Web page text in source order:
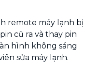
remote máy lạnh bị
cũ ra và thay pin
hình không sáng
sửa máy lạnh.